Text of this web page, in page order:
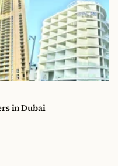
in Dubai